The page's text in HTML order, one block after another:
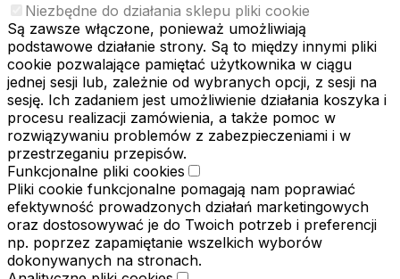
Niezbędne do działania sklepu pliki cookie
Są zawsze włączone, ponieważ umożliwiają
podstawowe działanie strony. Są to między innymi pliki
cookie pozwalające pamiętać użytkownika w ciągu
jednej sesji lub, zależnie od wybranych opcji, z sesji na
sesję. Ich zadaniem jest umożliwienie działania koszyka i
procesu realizacji zamówienia, a także pomoc w
rozwiązywaniu problemów z zabezpieczeniami i w
przestrzeganiu przepisów.
Funkcjonalne pliki cookies
Pliki cookie funkcjonalne pomagają nam poprawiać
efektywność prowadzonych działań marketingowych
oraz dostosowywać je do Twoich potrzeb i preferencji
np. poprzez zapamiętanie wszelkich wyborów
dokonywanych na stronach.